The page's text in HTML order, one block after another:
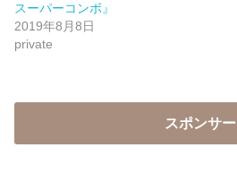
スーパーコンボ』
2019年8月8日
private
スポンサー